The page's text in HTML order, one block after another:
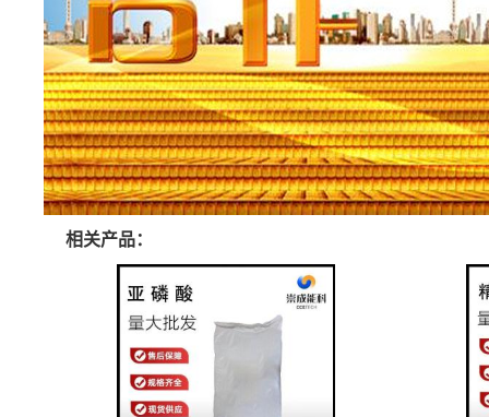
相关产品：